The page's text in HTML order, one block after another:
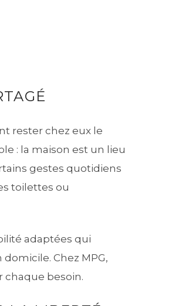
rester chez eux le
: la maison est un lieu
gestes quotidiens
toilettes ou
adaptées qui
Chez MPG,
besoin.